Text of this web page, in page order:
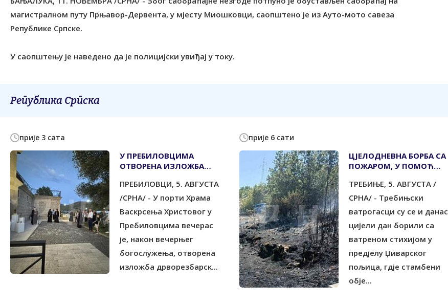
магистралном путу Прњавор-Дервента, у мјесту Миошковци, саопштено је из Ауто-мото савеза
Републике Српске.
У саопштењу је наведено да је полицијски увиђај у току.
Република Српска
прије 3 сата
У ПРЕБИЛОВЦИМА
ОTВОРЕНА ИЗЛОЖБА
МУЧЕНИКА''
ПРЕБИЛОВЦИ, 5. АВГУСТА
/СРНА/ - У порти Храма
Васкрсења Христовог у
Пребиловцима вечерас
је, након вечерњег
богослужења, отворена
изложба дрворезбарск...
прије 6 сати
ЦЈЕЛОДНЕВНА БОРБА СА
ПОЖАРОМ, У ПОМОЋ
TРЕБИЊЕ, 5. АВГУСTА /
СРНА/ - Требињски
ватрогасци су се и данас
цијели дан борили са
ватреном стихијом у
предјелу Џиварског
пољица, гдје стамбени
обје...